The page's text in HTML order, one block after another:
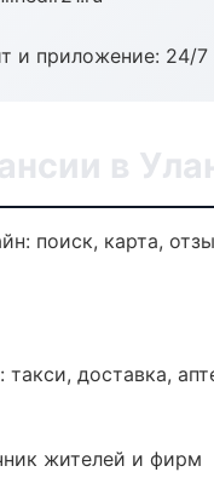
и приложение: 24/7
в
поиск, карта,
доставка,
жителей и фирм